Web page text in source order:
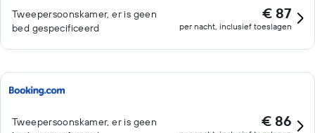
Tweepersoonskamer, er is geen
bed gespecificeerd
€ 87
per nacht, inclusief toeslagen
Tweepersoonskamer, er is geen
€ 86